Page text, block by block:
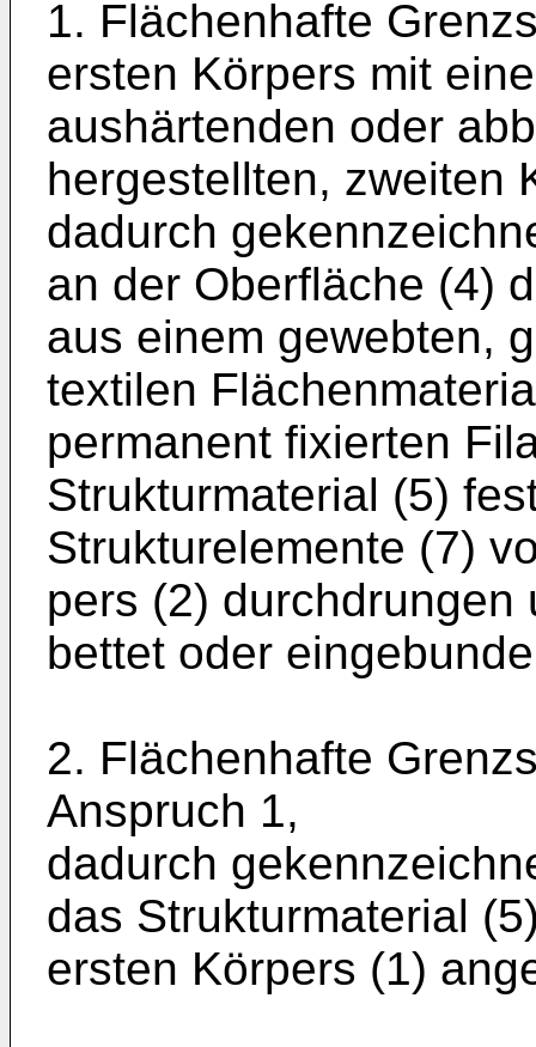
1. Flächenhafte
ersten Körpers mit
aushär­tenden oder
hergestellten, zweiten
dadurch
an der Oberfläche (4)
aus einem gewebten,
textilen
permanent fixierten
Strukturmaterial (5)
Strukturelemente (7)
pers (2)
bettet oder
2. Flächenhafte
Anspruch 1,
dadurch
das Strukturmaterial
ersten Körpers (1)